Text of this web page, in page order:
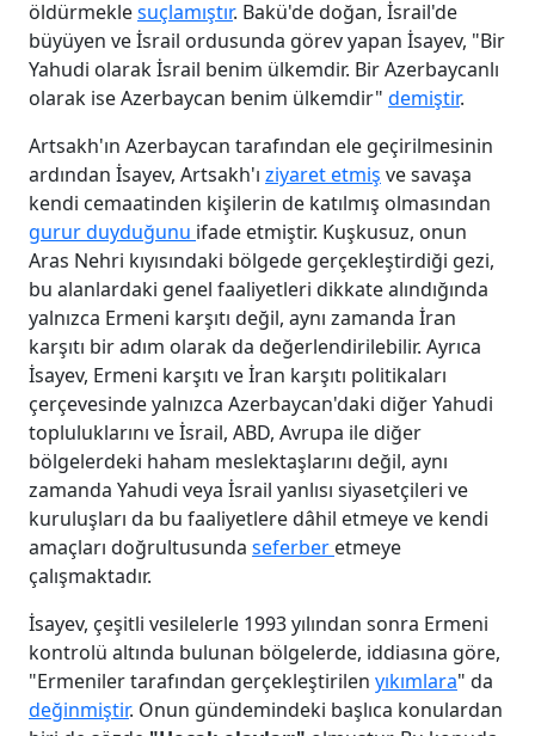
öldürmeklesuçlamıştır. Bakü'de doğan, İsrail'de
büyüyen ve İsrail ordusunda görev yapan İsayev, "Bir
Yahudi olarak İsrail benim ülkemdir. Bir Azerbaycanlı
olarak ise Azerbaycan benim ülkemdir" demiştir.
Artsakh'ın Azerbaycan tarafından ele geçirilmesinin
ardından İsayev, Artsakh'ı ziyaret etmiş ve savaşa
kendi cemaatinden kişilerin de katılmış olmasından
gurur duyduğunu ifade etmiştir. Kuşkusuz, onun
Aras Nehri kıyısındaki bölgede gerçekleştirdiği gezi,
bu alanlardaki genel faaliyetleri dikkate alındığında
yalnızca Ermeni karşıtı değil, aynı zamanda İran
karşıtı bir adım olarak da değerlendirilebilir. Ayrıca
İsayev, Ermeni karşıtı ve İran karşıtı politikaları
çerçevesinde yalnızca Azerbaycan'daki diğer Yahudi
topluluklarını ve İsrail, ABD, Avrupa ile diğer
bölgelerdeki haham meslektaşlarını değil, aynı
zamanda Yahudi veya İsrail yanlısı siyasetçileri ve
kuruluşları da bu faaliyetlere dâhil etmeye ve kendi
amaçları doğrultusunda seferber etmeye
çalışmaktadır.
İsayev, çeşitli vesilelerle 1993 yılından sonra Ermeni
kontrolü altında bulunan bölgelerde, iddiasına göre,
"Ermeniler tarafından gerçekleştirilen yıkımlara" da
değinmiştir. Onun gündemindeki başlıca konulardan